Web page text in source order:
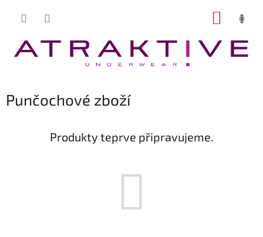
Punčochové zboží
Produkty teprve připravujeme.